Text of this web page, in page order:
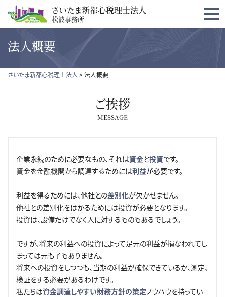
コンテンツへスキップさいたま新都心税理士法人
松波事務所
法人概要
さいたま新都心税理士法人 >法人概要
ご挨拶
MESSAGE
企業永続のために必要なもの、それは資金と投資です。
資金を金融機関から調達するためには利益が必要です。
利益を得るためには、他社との差別化が欠かせません。
他社との差別化をはかるためには投資が必要となります。
投資は、設備だけでなく人に対するものもあるでしょう。
ですが、将来の利益への投資によって足元の利益が損なわれてし
まっては元も子もありません。
将来への投資をしつつも、当期の利益が確保できているか、測定、
検証をする必要があるわけです。
私たちは資金調達しやすい財務方針の策定ノウハウを持ってい